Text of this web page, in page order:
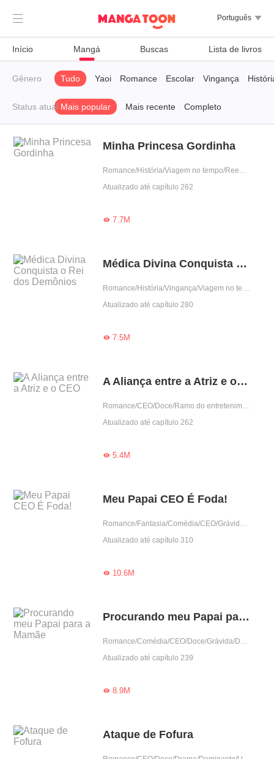
 Português 
Início Mangá Buscas Lista de livros
Gênero Tudo Yaoi Romance Escolar Vingança
Status atual Mais popular Mais recente Completo
Minha Princesa Gordinha
Romance/História/Viagem no tempo/Reencarnação/Predestinado/Contra-Ataque/Mulher poderosa
Atualizado até capítulo 262
7.7M
Médica Divina Conquista o Rei dos Demônios
Romance/História/Vingança/Viagem no tempo
Atualizado até capítulo 280
7.5M
A Aliança entre a Atriz e o CEO
Romance/CEO/Doce/Ramo do entretenimento
Atualizado até capítulo 262
5.4M
Meu Papai CEO É Foda!
Romance/Fantasia/Comédia/CEO/Grávida/Contra-Ataque/Gentil/Criança fofa
Atualizado até capítulo 310
10.6M
Procurando meu Papai para a Mamãe
Romance/Comédia/CEO/Doce/Grávida/Dominante/Arrogante/Urbano/Amor casual/Criança fofa
Atualizado até capítulo 239
8.9M
Ataque de Fofura